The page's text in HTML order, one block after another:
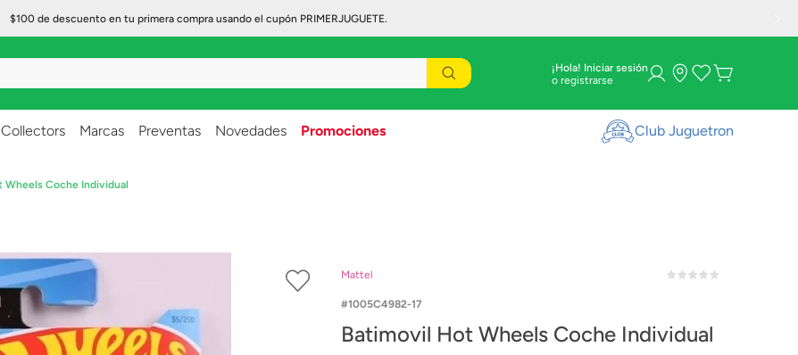
$100 de descuento en tu primera compra usando el cupón PRIMERJUGUETE.
¡Hola! Iniciar sesión
Collectors Marcas Preventas Novedades Promociones Club Juguetron
Wheels Coche Individual
Mattel
1005C4982-17
Batimovil Hot Wheels Coche Individual